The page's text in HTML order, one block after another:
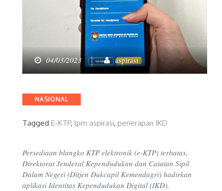
04/03/2023 aspirasi
Categories
NASIONAL
Tagged E-KTP, lpm aspirasi, penerapan IKD
Persediaan blangko KTP elektronik (e-KTP) terbatas,
Direktorat Jenderal Kependudukan dan Catatan Sipil
Dalam Negeri (Ditjen Dukcapil Kemendagri) hadirkan
aplikasi Identitas Kependudukan Digital (IKD).